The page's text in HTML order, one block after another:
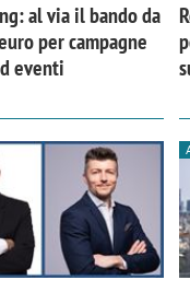
al via il bando da
per campagne
eventi